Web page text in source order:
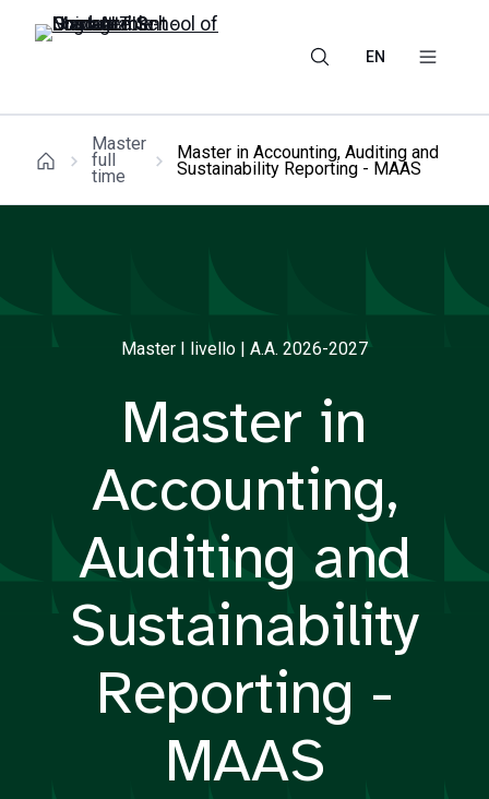
EN
Master
full
time
Master in Accounting, Auditing and
Sustainability Reporting - MAAS
Master I livello | A.A. 2026-2027
Master in
Accounting,
Auditing and
Sustainability
Reporting -
MAAS